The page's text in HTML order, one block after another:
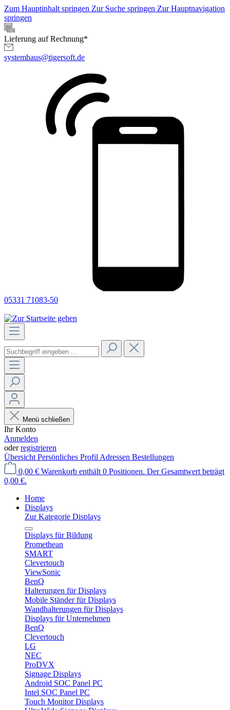
Zum Hauptinhalt springen Zur Suche springen Zur Hauptnavigation
springen
Lieferung auf Rechnung*
systemhaus@tigersoft.de
05331 71083-50
Menü schließen
Ihr Konto
Anmelden
oderregistrieren
Übersicht Persönliches Profil Adressen Bestellungen
0,00 € Warenkorb enthält 0 Positionen. Der Gesamtwert beträgt
0,00 €.
Home
Displays
Zur Kategorie Displays
Displays für Bildung
Promethean
SMART
Clevertouch
ViewSonic
BenQ
Halterungen für Displays
Mobile Ständer für Displays
Wandhalterungen für Displays
Displays für Unternehmen
BenQ
Clevertouch
LG
NEC
ProDVX
Signage Displays
Android SOC Panel PC
Intel SOC Panel PC
Touch Monitor Displays